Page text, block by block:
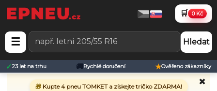
🛒 0 Kč
☰ Hledat
✓23 let na trhu 🚚Rychlé doručení ★Ověřeno zákazníky
✖
🎁Kupte 4 pneu TOMKET a získejte tričko ZDARMA!